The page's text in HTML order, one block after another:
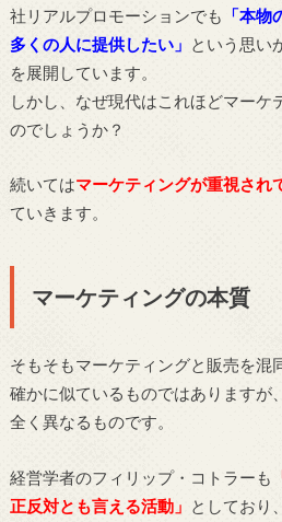
社リアルプロモーションでも
「本
多くの人に提供したい」 という思い
を展開しています。
しかし、なぜ現代はこれほどマーケ
のでしょうか？
続いてはマーケティングが重視され
ていきます。
マーケティングの本質
そもそもマーケティングと販売を混
確かに似ているものではありますが
全く異なるものです。
経営学者のフィリップ・コトラーも
正反対とも言える活動」
としており